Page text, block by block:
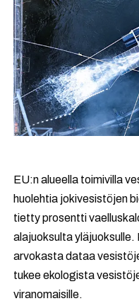
EU:n alueella toimivilla
huolehtia jokivesistöjen
tietty prosentti
alajuoksulta
arvokasta dataa
tukee ekologista
viranomaisille.